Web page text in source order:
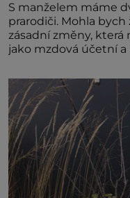
S manželem máme
prarodiči. Mohla
zásadní změny, která
jako mzdová účetní
máme vnoučata, mi
pomoc, co se hlídání